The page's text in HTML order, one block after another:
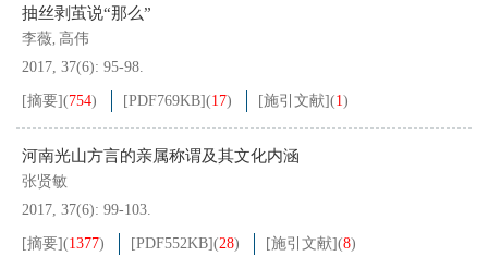
抽丝剥茧说“那么”
李薇, 高伟
2017, 37(6): 95-98.
[摘要](754) [PDF769KB](17) [施引文献](1)
河南光山方言的亲属称谓及其文化内涵
张贤敏
2017, 37(6): 99-103.
[摘要](1377) [PDF552KB](28) [施引文献](8)